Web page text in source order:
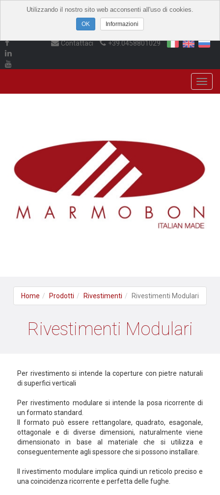
Contattaci +39.0458801029
Home Prodotti Rivestimenti Rivestimenti Modulari
Rivestimenti Modulari
Per rivestimento si intende la coperture con pietre naturali
di superfici verticali
Per rivestimento modulare si intende la posa ricorrente di
un formato standard.
Il formato può essere rettangolare, quadrato, esagonale,
ottagonale e di diverse dimensioni, naturalmente viene
dimensionato in base al materiale che si utilizza e
conseguentemente agli spessore che si possono installare.
Il rivestimento modulare implica quindi un reticolo preciso e
una coincidenza ricorrente e perfetta delle fughe.
Utilizzando il nostro sito web acconsenti all'uso di cookies.
Informazioni